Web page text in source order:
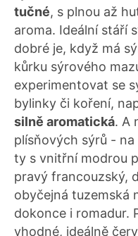
tučné, s plnou až
aroma. Ideální stáří
dobré je, když má
kůrku sýrového
experimentovat se
bylinky či koření,
silně aromatická. A
plísňových sýrů -
ty s vnitřní modrou
pravý francouzský,
obyčejná tuzemská
dokonce i romadur.
vhodné, ideálně